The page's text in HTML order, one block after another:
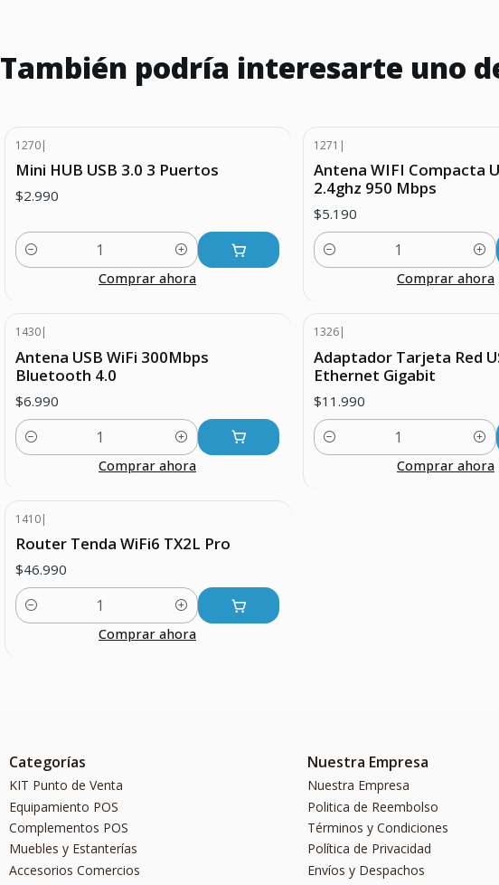
También podría interesarte uno
1270|
Mini HUB USB 3.0 3 Puertos
$2.990
Cantidad
Comprar ahora
1271 |
Antena WIFI Compacta
2.4ghz 950 Mbps
$5.190
Cantidad
Comprar ahora
1430|
Antena USB WiFi 300Mbps
Bluetooth 4.0
$6.990
Cantidad
Comprar ahora
1326|
Adaptador Tarjeta Red
Ethernet Gigabit
$11.990
Cantidad
Comprar ahora
1410|
Router Tenda WiFi6 TX2L Pro
$46.990
Cantidad
Comprar ahora
Categorías
KIT Punto de Venta
Equipamiento POS
Complementos POS
Muebles y Estanterías
Accesorios Comercios
Nuestra Empresa
Nuestra Empresa
Politica de Reembolso
Términos y Condiciones
Política de Privacidad
Envíos y Despachos